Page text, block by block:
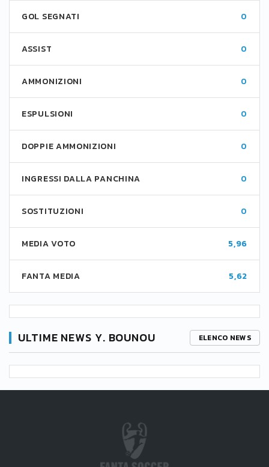
GOL SEGNATI 0
ASSIST 0
AMMONIZIONI 0
ESPULSIONI 0
DOPPIE AMMONIZIONI 0
INGRESSI DALLA PANCHINA 0
SOSTITUZIONI 0
MEDIA VOTO 5,96
FANTA MEDIA 5,62
ULTIME NEWS Y. BOUNOU ELENCO NEWS